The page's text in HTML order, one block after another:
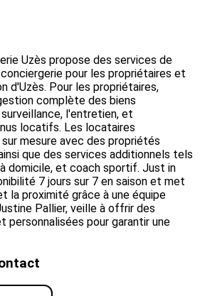
Uzès propose des services de
pour les propriétaires et
d'Uzès. Pour les propriétaires,
complète des biens
l'entretien, et
locatifs. Les locataires
mesure avec des propriétés
que des services additionnels tels
domicile, et coach sportif. Just in
7 jours sur 7 en saison et met
la proximité grâce à une équipe
Pallier, veille à offrir des
personnalisées pour garantir une